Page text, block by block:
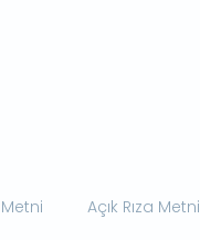
Açık Rıza Metni